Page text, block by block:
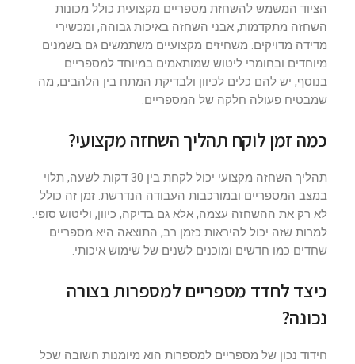
הציוד המשמש להשחזת מספריים מקצועית כולל מכונות
השחזה מתקדמות, אבני השחזה באיכות גבוהה, ומכשירי
מדידה מדויקים. משחיזים מקצועיים משתמשים גם בשמנים
מיוחדים ובחומרי ליטוש שמותאמים במיוחד למספריים.
בנוסף, יש להם כלים לכיוון ולבדיקת המתח בין הלהבים, מה
שמבטיח פעולה חלקה של המספריים.
כמה זמן לוקח תהליך השחזה מקצועי?
תהליך השחזה מקצועי יכול לקחת בין 30 דקות לשעה, תלוי
במצב המספריים ובמורכבות העבודה הנדרשת. זמן זה כולל
לא רק את ההשחזה עצמה, אלא גם בדיקה, כיוון, וליטוש סופי.
למרות שזה יכול להיראות כזמן רב, התוצאה היא מספריים
שחדים כמו חדשים ומוכנים לשנים של שימוש איכותי.
כיצד לחדד מספריים למספרות בצורה
נכונה?
חידוד נכון של מספריים למספרות הוא מיומנות חשובה שכל